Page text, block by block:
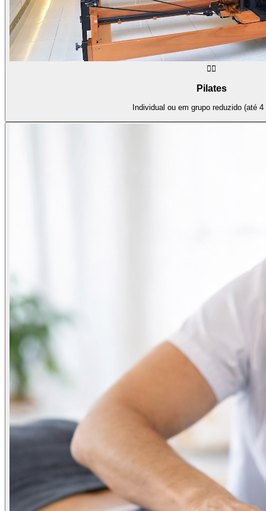
🧘‍♀️
Pilates
Individual ou em grupo reduzido (até 4